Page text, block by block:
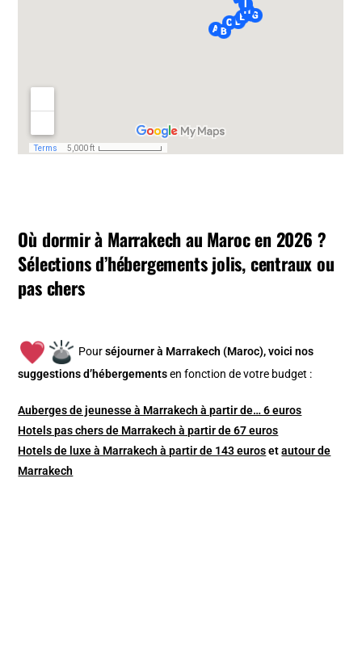
Où dormir à Marrakech au Maroc en 2026 ?
Sélections d’hébergements jolis, centraux ou
pas chers
Pourséjourner à Marrakech (Maroc), voici nos
suggestions d’hébergements en fonction de votre budget :
Auberges de jeunesse à Marrakech à partir de… 6 euros
Hotels pas chers de Marrakech à partir de 67 euros
Hotels de luxe à Marrakech à partir de 143 eurosetautour de
Marrakech